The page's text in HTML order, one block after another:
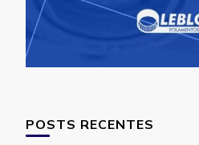
POSTS RECENTES